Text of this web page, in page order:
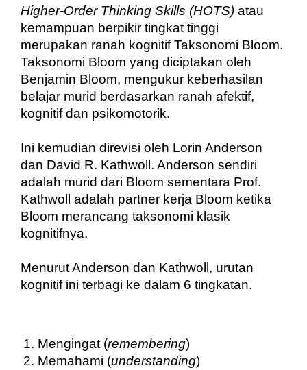
Higher-Order Thinking Skills (HOTS) atau
kemampuan berpikir tingkat tinggi
merupakan ranah kognitif Taksonomi Bloom.
Taksonomi Bloom yang diciptakan oleh
Benjamin Bloom, mengukur keberhasilan
belajar murid berdasarkan ranah afektif,
kognitif dan psikomotorik.
Ini kemudian direvisi oleh Lorin Anderson
dan David R. Kathwoll. Anderson sendiri
adalah murid dari Bloom sementara Prof.
Kathwoll adalah partner kerja Bloom ketika
Bloom merancang taksonomi klasik
kognitifnya.
Menurut Anderson dan Kathwoll, urutan
kognitif ini terbagi ke dalam 6 tingkatan.
Mengingat (remembering)
Memahami (understanding)